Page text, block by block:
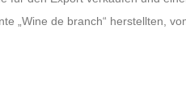
„Wine de branch“ herstellten,